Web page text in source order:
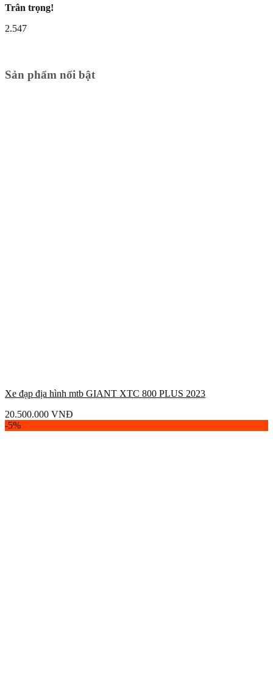
Trân trọng!
2.547
Sản phẩm nổi bật
Xe đạp địa hình mtb GIANT XTC 800 PLUS 2023
20.500.000 VNĐ
-5%